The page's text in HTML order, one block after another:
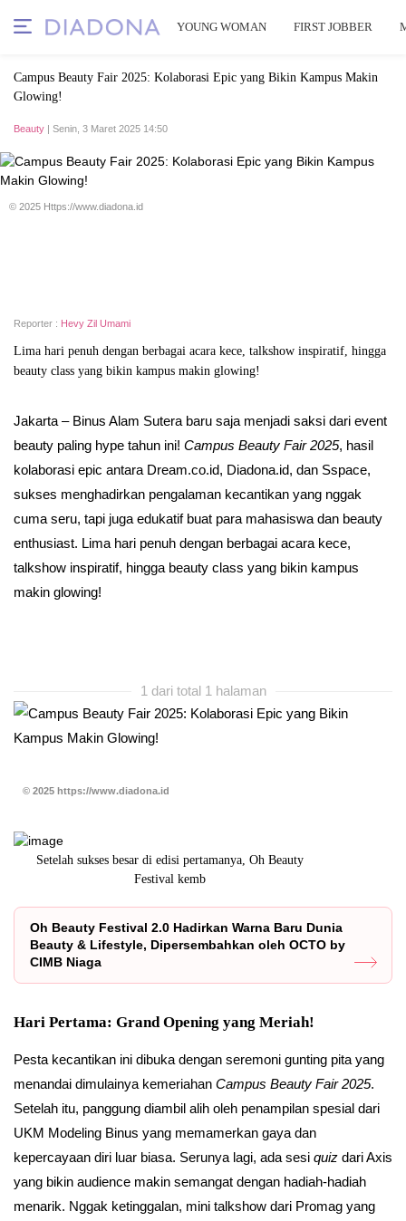
YOUNG WOMAN FIRST JOBBER
Campus Beauty Fair 2025: Kolaborasi Epic yang Bikin Kampus Makin
Glowing!
Beauty | Senin, 3 Maret 2025 14:50
© 2025 Https://www.diadona.id
Reporter : Hevy Zil Umami
Lima hari penuh dengan berbagai acara kece, talkshow inspiratif, hingga
beauty class yang bikin kampus makin glowing!
Jakarta – Binus Alam Sutera baru saja menjadi saksi dari event
beauty paling hype tahun ini! Campus Beauty Fair 2025, hasil
kolaborasi epic antara Dream.co.id, Diadona.id, dan Sspace,
sukses menghadirkan pengalaman kecantikan yang nggak
cuma seru, tapi juga edukatif buat para mahasiswa dan beauty
enthusiast. Lima hari penuh dengan berbagai acara kece,
talkshow inspiratif, hingga beauty class yang bikin kampus
makin glowing!
1 dari total 1 halaman
© 2025 https://www.diadona.id
Setelah sukses besar di edisi pertamanya, Oh Beauty
Festival kemb
Oh Beauty Festival 2.0 Hadirkan Warna Baru Dunia
Beauty & Lifestyle, Dipersembahkan oleh OCTO by
CIMB Niaga
Hari Pertama: Grand Opening yang Meriah!
Pesta kecantikan ini dibuka dengan seremoni gunting pita yang
menandai dimulainya kemeriahan Campus Beauty Fair 2025.
Setelah itu, panggung diambil alih oleh penampilan spesial dari
UKM Modeling Binus yang memamerkan gaya dan
kepercayaan diri luar biasa. Serunya lagi, ada sesi quiz dari Axis
yang bikin audience makin semangat dengan hadiah-hadiah
menarik. Nggak ketinggalan, mini talkshow dari Promag yang